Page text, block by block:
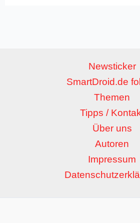
Newsticker
SmartDroid.de
Themen
Tipps /
Über uns
Autoren
Impressum